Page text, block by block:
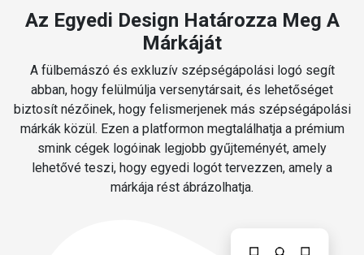
Az Egyedi Design Határozza Meg A
Márkáját
A fülbemászó és exkluzív szépségápolási logó segít
abban, hogy felülmúlja versenytársait, és lehetőséget
biztosít nézőinek, hogy felismerjenek más szépségápolási
márkák közül. Ezen a platformon megtalálhatja a prémium
smink cégek logóinak legjobb gyűjteményét, amely
lehetővé teszi, hogy egyedi logót tervezzen, amely a
márkája rést ábrázolhatja.